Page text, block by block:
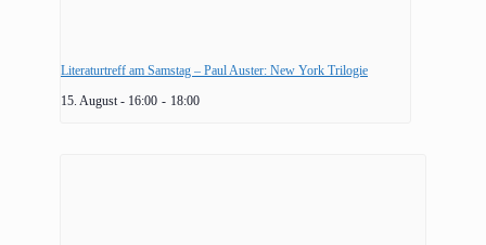
Literaturtreff am Samstag – Paul Auster: New York Trilogie
15. August - 16:00 - 18:00